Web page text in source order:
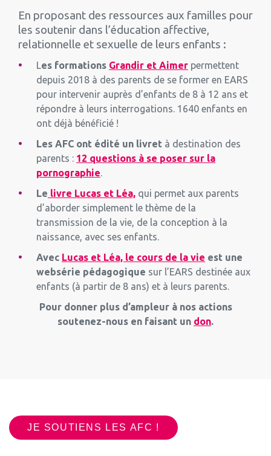
En proposant des ressources aux familles pour
les soutenir dans l’éducation affective,
relationnelle et sexuelle de leurs enfants :
Les formations Grandir et Aimer permettent
depuis 2018 à des parents de se former en EARS
pour intervenir auprès d’enfants de 8 à 12 ans et
répondre à leurs interrogations. 1640 enfants en
ont déjà bénéficié !
Les AFC ont édité un livret à destination des
parents : 12 questions à se poser sur la
pornographie.
Le livre Lucas et Léa, qui permet aux parents
d’aborder simplement le thème de la
transmission de la vie, de la conception à la
naissance, avec ses enfants.
Avec Lucas et Léa, le cours de la vie est une
websérie pédagogique sur l’EARS destinée aux
enfants (à partir de 8 ans) et à leurs parents.
Pour donner plus d’ampleur à nos actions
soutenez-nous en faisant un don.
JE SOUTIENS LES AFC !